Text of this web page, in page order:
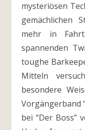
mysteriösen
gemächlichen
mehr in
spannenden
toughe
Mitteln
besondere
Vorgängerband
bei “Der Boss”